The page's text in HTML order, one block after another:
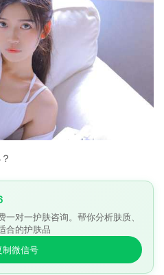
一对一护肤咨询。帮你分析肤质、
合的护肤品
制微信号